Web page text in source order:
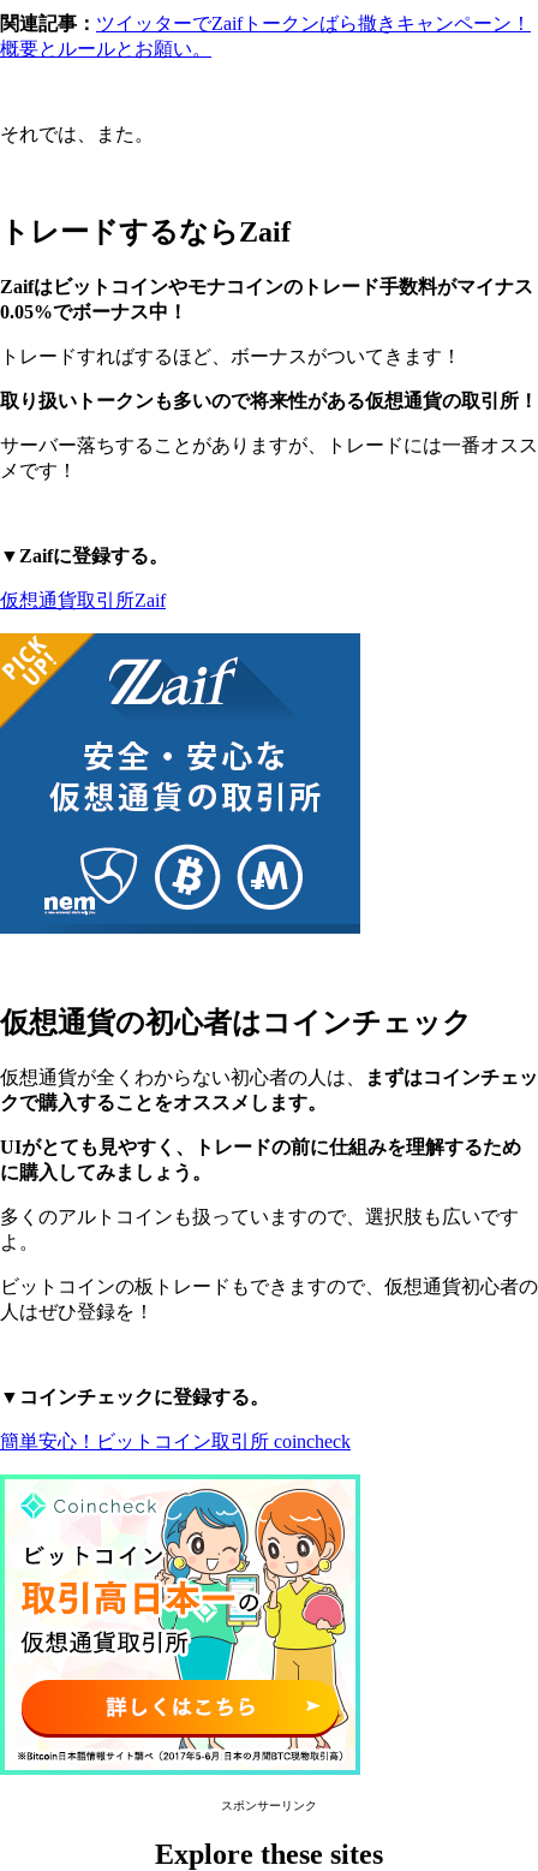
関連記事： ツイッターでZaifトークンばら撒きキャンペーン！
概要とルールとお願い。
それでは、また。
トレードするならZaif
Zaifはビットコインやモナコインのトレード手数料がマイナス
0.05%でボーナス中！
トレードすればするほど、ボーナスがついてきます！
取り扱いトークンも多いので将来性がある仮想通貨の取引所！
サーバー落ちすることがありますが、トレードには一番オスス
メです！
▼Zaifに登録する。
仮想通貨取引所Zaif
仮想通貨の初心者はコインチェック
仮想通貨が全くわからない初心者の人は、
まずはコインチェッ
クで購入することをオススメします。
UIがとても見やすく、トレードの前に仕組みを理解するため
に購入してみましょう。
多くのアルトコインも扱っていますので、選択肢も広いです
よ。
ビットコインの板トレードもできますので、仮想通貨初心者の
人はぜひ登録を！
▼コインチェックに登録する。
簡単安心！ビットコイン取引所 coincheck
スポンサーリンク
Explore these sites